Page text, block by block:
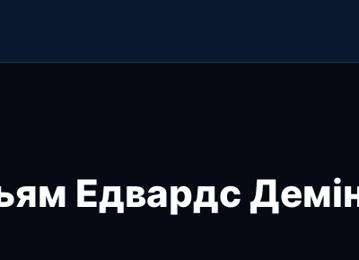
Едвардс